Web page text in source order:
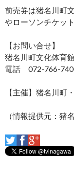
前売券は猪名川町
やローソンチケッ
【お問い合せ】
猪名川町文化体育
電話 072-766-
【主催】猪名川町
（情報提供元：猪